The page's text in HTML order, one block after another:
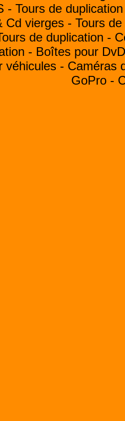
- Tours de
Cd vierges - Tours
de duplication -
- Boîtes pour
véhicules - Caméras
GoPro -